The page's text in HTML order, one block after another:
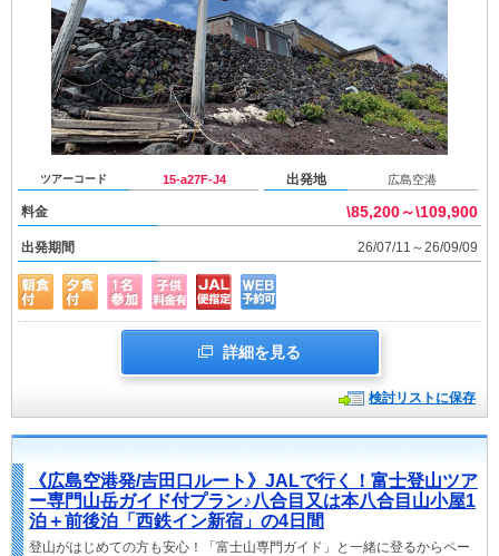
ツアーコード 15-a27F-J4 出発地 広島空港
料金 \85,200～\109,900
出発期間 26/07/11～26/09/09
詳細を見る
検討リストに保存
《広島空港発/吉田口ルート》JALで行く！富士登山ツア
ー専門山岳ガイド付プラン♪八合目又は本八合目山小屋1
泊＋前後泊「西鉄イン新宿」の4日間
登山がはじめての方も安心！「富士山専門ガイド」と一緒に登るからペー